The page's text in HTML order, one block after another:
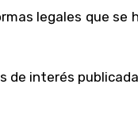
legales que se
de interés